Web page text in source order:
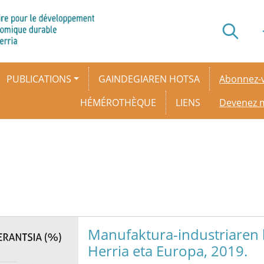
PUBLICATIONS
GAINDEGIAREN HOTSA
HÉMÉROTHÈQUE
LIENS
Devenez
Manufaktura-industriaren
Herria eta Europa, 2019.